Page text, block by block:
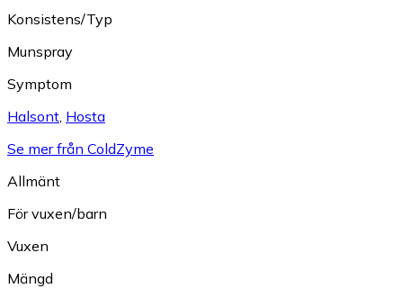
Konsistens/Typ
Munspray
Symptom
Halsont, Hosta
Se mer från ColdZyme
Allmänt
För vuxen/barn
Vuxen
Mängd